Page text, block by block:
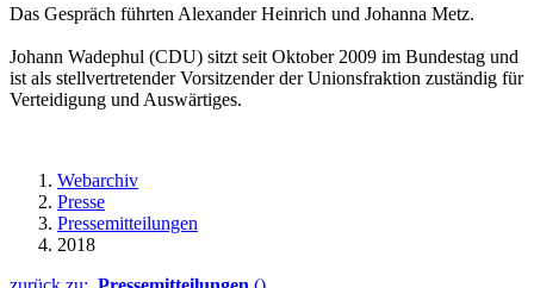
Das Gespräch führten Alexander Heinrich und Johanna Metz.
Johann Wadephul (CDU) sitzt seit Oktober 2009 im Bundestag und
ist als stellvertretender Vorsitzender der Unionsfraktion zuständig für
Verteidigung und Auswärtiges.
Webarchiv
Presse
Pressemitteilungen
2018